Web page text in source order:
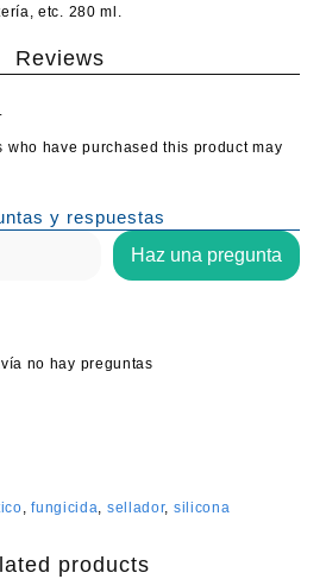
etc. 280 ml.
Reviews
who have purchased this product may
y respuestas
Haz una pregunta
no hay preguntas
,fungicida, sellador, silicona
products